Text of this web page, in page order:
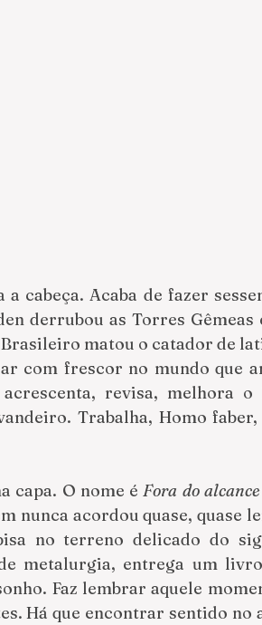
a cabeça. Acaba de fazer
derrubou as Torres
matou o catador de
com frescor no mundo que
revisa, melhora
Trabalha, Homo
capa. O nome é Fora do
nunca acordou quase, quase
no terreno delicado do
metalurgia, entrega um
Faz lembrar aquele
Há que encontrar sentido no